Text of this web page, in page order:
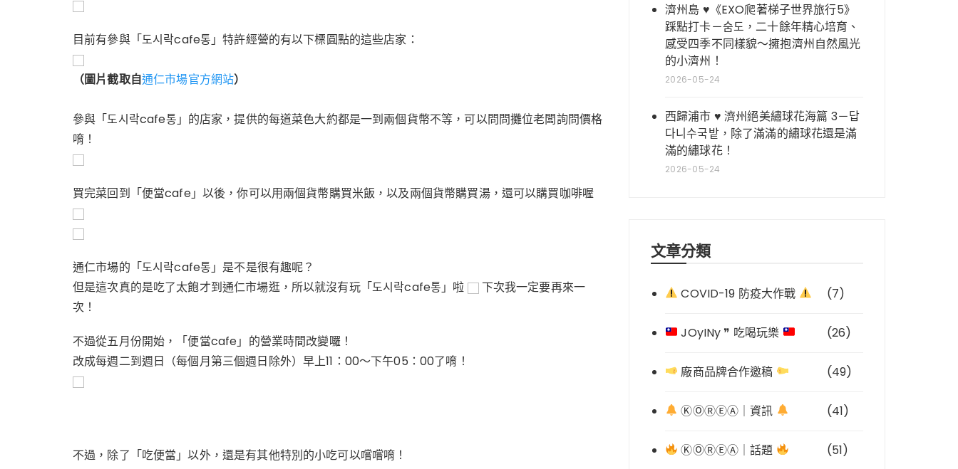
目前有參與「도시락cafe통」特許經營的有以下標圓點的這些店家：
（圖片截取自通仁市場官方網站）
參與「도시락cafe통」的店家，提供的每道菜色大約都是一到兩個貨幣不等，可以問問攤位老闆詢問價格
唷！
買完菜回到「便當cafe」以後，你可以用兩個貨幣購買米飯，以及兩個貨幣購買湯， 還可以購買咖啡喔
通仁市場的 「도시락cafe통」是不是很有趣呢？
但是這次真的是吃了太飽才到通仁市場逛，所以就沒有玩「도시락cafe통」啦
下次我一定要再來一
次！
不過從五月份開始，「便當cafe」的營業時間改變囉！
改成每週二到週日（每個月第三個週日除外）早上11：00～下午05：00了唷！
不過，除了「吃便當」以外，還是有其他特別的小吃可以嚐嚐唷！
濟州島 ♥《EXO爬著梯子世界旅行5》
踩點打卡－숨도，二十餘年精心培育、
感受四季不同樣貌～擁抱濟州自然風光
的小濟州！
2026-05-24
西歸浦市 ♥ 濟州絕美繡球花海篇 3－답
다니수국밭，除了滿滿的繡球花還是滿
滿的繡球花！
2026-05-24
文章分類
COVID-19 防疫大作戰 (7)
JOyINy ❞ 吃喝玩樂 (26)
廠商品牌合作邀稿 (49)
ⓀⓄⓇⒺⒶ｜資訊 (41)
ⓀⓄⓇⒺⒶ｜話題 (51)